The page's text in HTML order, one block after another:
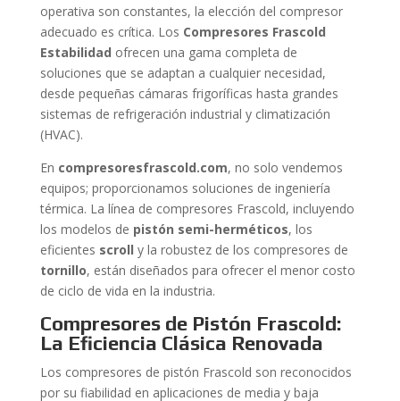
operativa son constantes, la elección del compresor
adecuado es crítica. Los Compresores Frascold
Estabilidad ofrecen una gama completa de
soluciones que se adaptan a cualquier necesidad,
desde pequeñas cámaras frigoríficas hasta grandes
sistemas de refrigeración industrial y climatización
(HVAC).
En compresoresfrascold.com, no solo vendemos
equipos; proporcionamos soluciones de ingeniería
térmica. La línea de compresores Frascold, incluyendo
los modelos de pistón semi-herméticos, los
eficientes scroll y la robustez de los compresores de
tornillo, están diseñados para ofrecer el menor costo
de ciclo de vida en la industria.
Compresores de Pistón Frascold:
La Eficiencia Clásica Renovada
Los compresores de pistón Frascold son reconocidos
por su fiabilidad en aplicaciones de media y baja